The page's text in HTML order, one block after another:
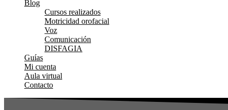
Blog
Cursos realizados
Motricidad orofacial
Voz
Comunicación
DISFAGIA
Guías
Mi cuenta
Aula virtual
Contacto